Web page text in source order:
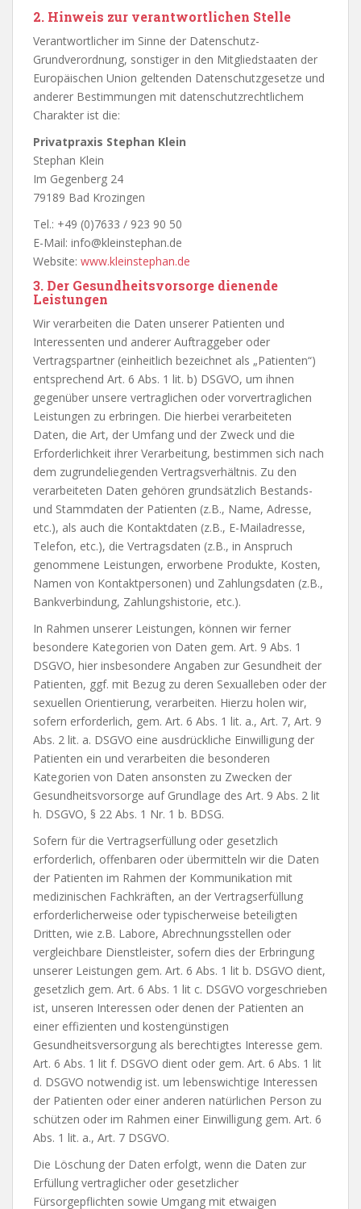
2. Hinweis zur verantwortlichen Stelle
Verantwortlicher im Sinne der Datenschutz-
Grundverordnung, sonstiger in den Mitgliedstaaten der
Europäischen Union geltenden Datenschutzgesetze und
anderer Bestimmungen mit datenschutzrechtlichem
Charakter ist die:
Privatpraxis Stephan Klein
Stephan Klein
Im Gegenberg 24
79189 Bad Krozingen
Tel.: +49 (0)7633 / 923 90 50
E-Mail: info@kleinstephan.de
Website: www.kleinstephan.de
3. Der Gesundheitsvorsorge dienende
Leistungen
Wir verarbeiten die Daten unserer Patienten und
Interessenten und anderer Auftraggeber oder
Vertragspartner (einheitlich bezeichnet als „Patienten“)
entsprechend Art. 6 Abs. 1 lit. b) DSGVO, um ihnen
gegenüber unsere vertraglichen oder vorvertraglichen
Leistungen zu erbringen. Die hierbei verarbeiteten
Daten, die Art, der Umfang und der Zweck und die
Erforderlichkeit ihrer Verarbeitung, bestimmen sich nach
dem zugrundeliegenden Vertragsverhältnis. Zu den
verarbeiteten Daten gehören grundsätzlich Bestands-
und Stammdaten der Patienten (z.B., Name, Adresse,
etc.), als auch die Kontaktdaten (z.B., E-Mailadresse,
Telefon, etc.), die Vertragsdaten (z.B., in Anspruch
genommene Leistungen, erworbene Produkte, Kosten,
Namen von Kontaktpersonen) und Zahlungsdaten (z.B.,
Bankverbindung, Zahlungshistorie, etc.).
In Rahmen unserer Leistungen, können wir ferner
besondere Kategorien von Daten gem. Art. 9 Abs. 1
DSGVO, hier insbesondere Angaben zur Gesundheit der
Patienten, ggf. mit Bezug zu deren Sexualleben oder der
sexuellen Orientierung, verarbeiten. Hierzu holen wir,
sofern erforderlich, gem. Art. 6 Abs. 1 lit. a., Art. 7, Art. 9
Abs. 2 lit. a. DSGVO eine ausdrückliche Einwilligung der
Patienten ein und verarbeiten die besonderen
Kategorien von Daten ansonsten zu Zwecken der
Gesundheitsvorsorge auf Grundlage des Art. 9 Abs. 2 lit
h. DSGVO, § 22 Abs. 1 Nr. 1 b. BDSG.
Sofern für die Vertragserfüllung oder gesetzlich
erforderlich, offenbaren oder übermitteln wir die Daten
der Patienten im Rahmen der Kommunikation mit
medizinischen Fachkräften, an der Vertragserfüllung
erforderlicherweise oder typischerweise beteiligten
Dritten, wie z.B. Labore, Abrechnungsstellen oder
vergleichbare Dienstleister, sofern dies der Erbringung
unserer Leistungen gem. Art. 6 Abs. 1 lit b. DSGVO dient,
gesetzlich gem. Art. 6 Abs. 1 lit c. DSGVO vorgeschrieben
ist, unseren Interessen oder denen der Patienten an
einer effizienten und kostengünstigen
Gesundheitsversorgung als berechtigtes Interesse gem.
Art. 6 Abs. 1 lit f. DSGVO dient oder gem. Art. 6 Abs. 1 lit
d. DSGVO notwendig ist. um lebenswichtige Interessen
der Patienten oder einer anderen natürlichen Person zu
schützen oder im Rahmen einer Einwilligung gem. Art. 6
Abs. 1 lit. a., Art. 7 DSGVO.
Die Löschung der Daten erfolgt, wenn die Daten zur
Erfüllung vertraglicher oder gesetzlicher
Fürsorgepflichten sowie Umgang mit etwaigen